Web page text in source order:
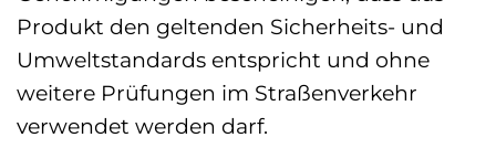
Produkt den geltenden Sicherheits- und
Umweltstandards entspricht und ohne
weitere Prüfungen im Straßenverkehr
verwendet werden darf.